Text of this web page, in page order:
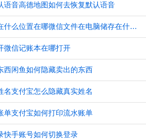
语音高德地图如何去恢复默认语音
微信文件在电脑储存在什么位置在哪微信文件在电脑储存在什么位置
微信记账本在哪打开
西闲鱼如何隐藏卖出的东西
名支付宝怎么隐藏真实姓名
单支付宝如何打印流水账单
快手账号如何切换登录